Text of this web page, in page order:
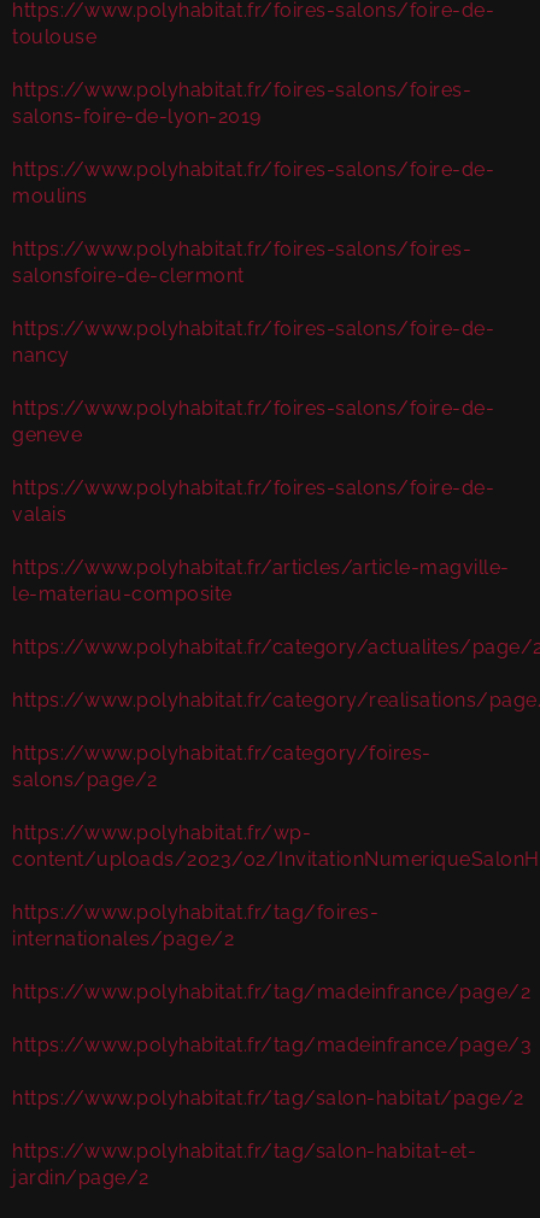
https://www.polyhabitat.fr/foires-salons/foire-de-
toulouse
https://www.polyhabitat.fr/foires-salons/foires-
salons-foire-de-lyon-2019
https://www.polyhabitat.fr/foires-salons/foire-de-
moulins
https://www.polyhabitat.fr/foires-salons/foires-
salonsfoire-de-clermont
https://www.polyhabitat.fr/foires-salons/foire-de-
nancy
https://www.polyhabitat.fr/foires-salons/foire-de-
geneve
https://www.polyhabitat.fr/foires-salons/foire-de-
valais
https://www.polyhabitat.fr/articles/article-magville-
le-materiau-composite
https://www.polyhabitat.fr/category/actualites/page/
https://www.polyhabitat.fr/category/realisations/
https://www.polyhabitat.fr/category/foires-
salons/page/2
https://www.polyhabitat.fr/wp-
content/uploads/2023/02/
https://www.polyhabitat.fr/tag/foires-
internationales/page/2
https://www.polyhabitat.fr/tag/madeinfrance/page/2
https://www.polyhabitat.fr/tag/madeinfrance/page/3
https://www.polyhabitat.fr/tag/salon-habitat/page/2
https://www.polyhabitat.fr/tag/salon-habitat-et-
jardin/page/2